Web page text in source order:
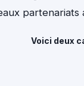
Voici deux